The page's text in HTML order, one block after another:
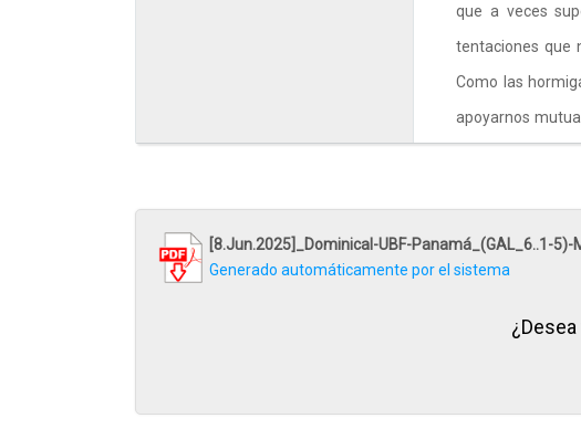
que a veces
tentaciones que
Como las
apoyarnos
Porque cuando
de victoria en el
continuación
forma práctica
[8.Jun.2025]_Dominical-UBF-Panamá_(GAL_6..1-
Generado automáticamente por el sistema